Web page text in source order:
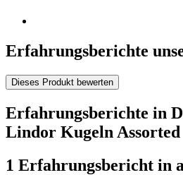
Erfahrungsberichte
Dieses Produkt bewerten
Erfahrungsberichte in
Lindor Kugeln Assorted
1 Erfahrungsbericht in